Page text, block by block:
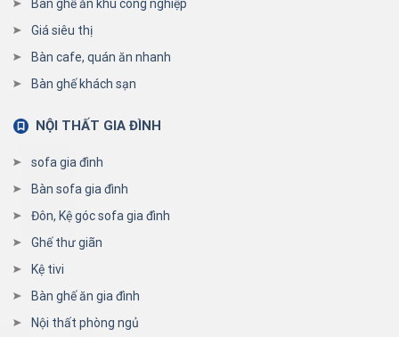
Bàn ghế ăn khu công nghiệp
Giá siêu thị
Bàn cafe, quán ăn nhanh
Bàn ghế khách sạn
NỘI THẤT GIA ĐÌNH
sofa gia đình
Bàn sofa gia đình
Đôn, Kệ góc sofa gia đình
Ghế thư giãn
Kệ tivi
Bàn ghế ăn gia đình
Nội thất phòng ngủ